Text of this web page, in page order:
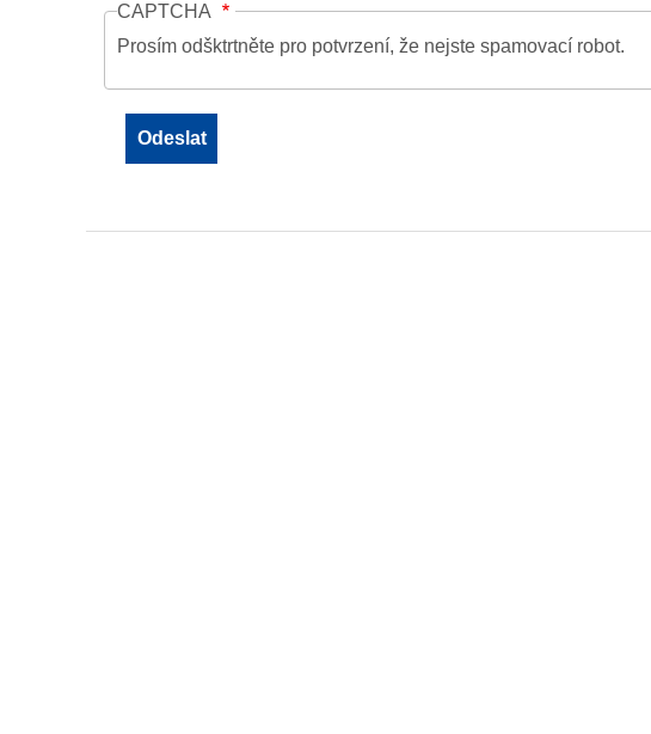
CAPTCHA
Prosím odšktrtněte pro potvrzení, že nejste spamovací robot.